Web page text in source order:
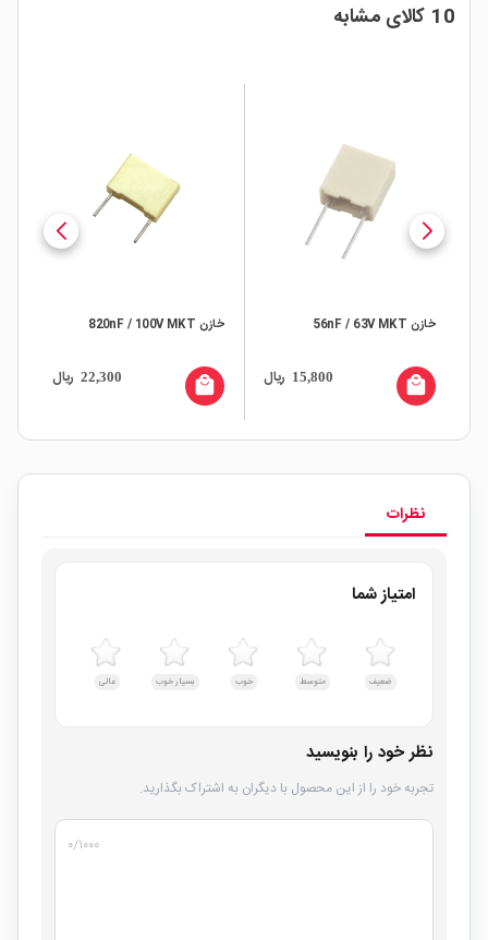
10 کالای مشابه
خازن 56nF / 63V MKT
15,800 ریال local_mall
خازن 820nF / 100V MKT
22,300 ریال local_mall
نظرات
امتیاز شما
ضعیف متوسط خوب بسیار خوب عالی
نظر خود را بنویسید
تجربه خود را از این محصول با دیگران به اشتراک بگذارید.
۰/۱۰۰۰